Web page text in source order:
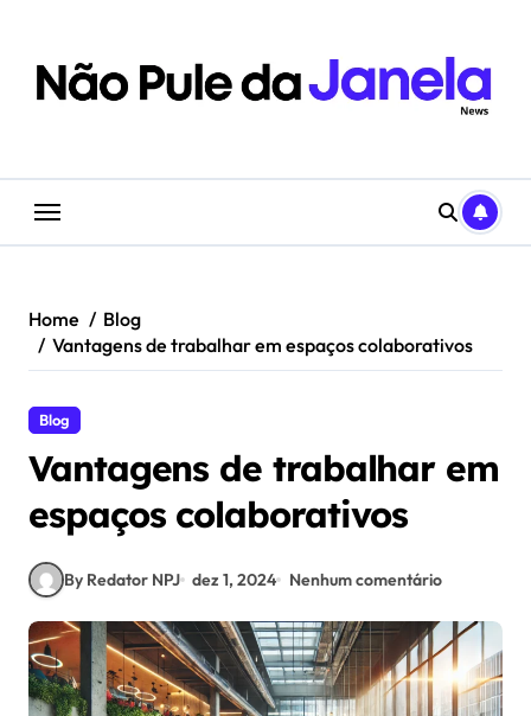
content
Home
Blog
Vantagens de trabalhar em espaços colaborativos
Blog
Vantagens de trabalhar em
espaços colaborativos
By Redator NPJ dez 1, 2024 Nenhum comentário